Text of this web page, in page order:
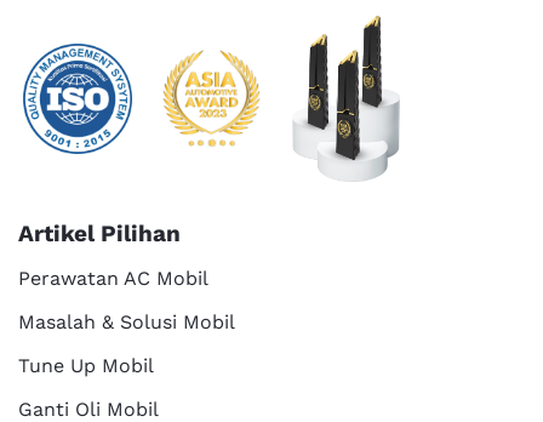
Artikel Pilihan
Perawatan AC Mobil
Masalah & Solusi Mobil
Tune Up Mobil
Ganti Oli Mobil